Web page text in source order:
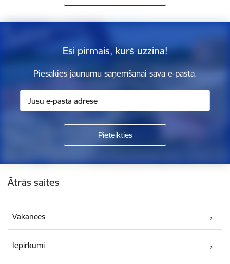
Esi pirmais, kurš uzzina!
Piesakies jaunumu saņemšanai savā e-pastā.
Ātrās saites
Vakances
Iepirkumi